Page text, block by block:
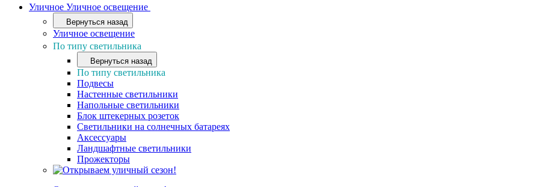
Уличное Уличное освещение
Вернуться назад
Уличное освещение
По типу светильника
Вернуться назад
По типу светильника
Подвесы
Настенные светильники
Напольные светильники
Блок штекерных розеток
Светильники на солнечных батареях
Аксессуары
Ландшафтные светильники
Прожекторы